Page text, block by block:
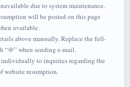
due to system maintenance.
will be posted on this page
available.
above manually. Replace the full-
“@” when sending e-mail.
individually to inquiries regarding the
website resumption.